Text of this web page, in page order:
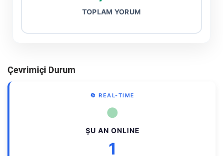
TOPLAM YORUM
Çevrimiçi Durum
🔄 REAL-TIME
●
ŞU AN ONLINE
1